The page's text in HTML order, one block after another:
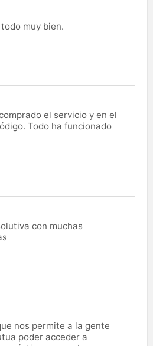
muy bien.
el servicio y en el
Todo ha funcionado
con muchas
nos permite a la gente
poder acceder a